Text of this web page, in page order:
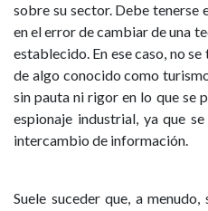
sobre su sector. Debe tenerse
en el error de cambiar de una
establecido. En ese caso, no
de algo conocido como
sin pauta ni rigor en lo que se
espionaje industrial, ya que
intercambio de información.
Suele suceder que, a